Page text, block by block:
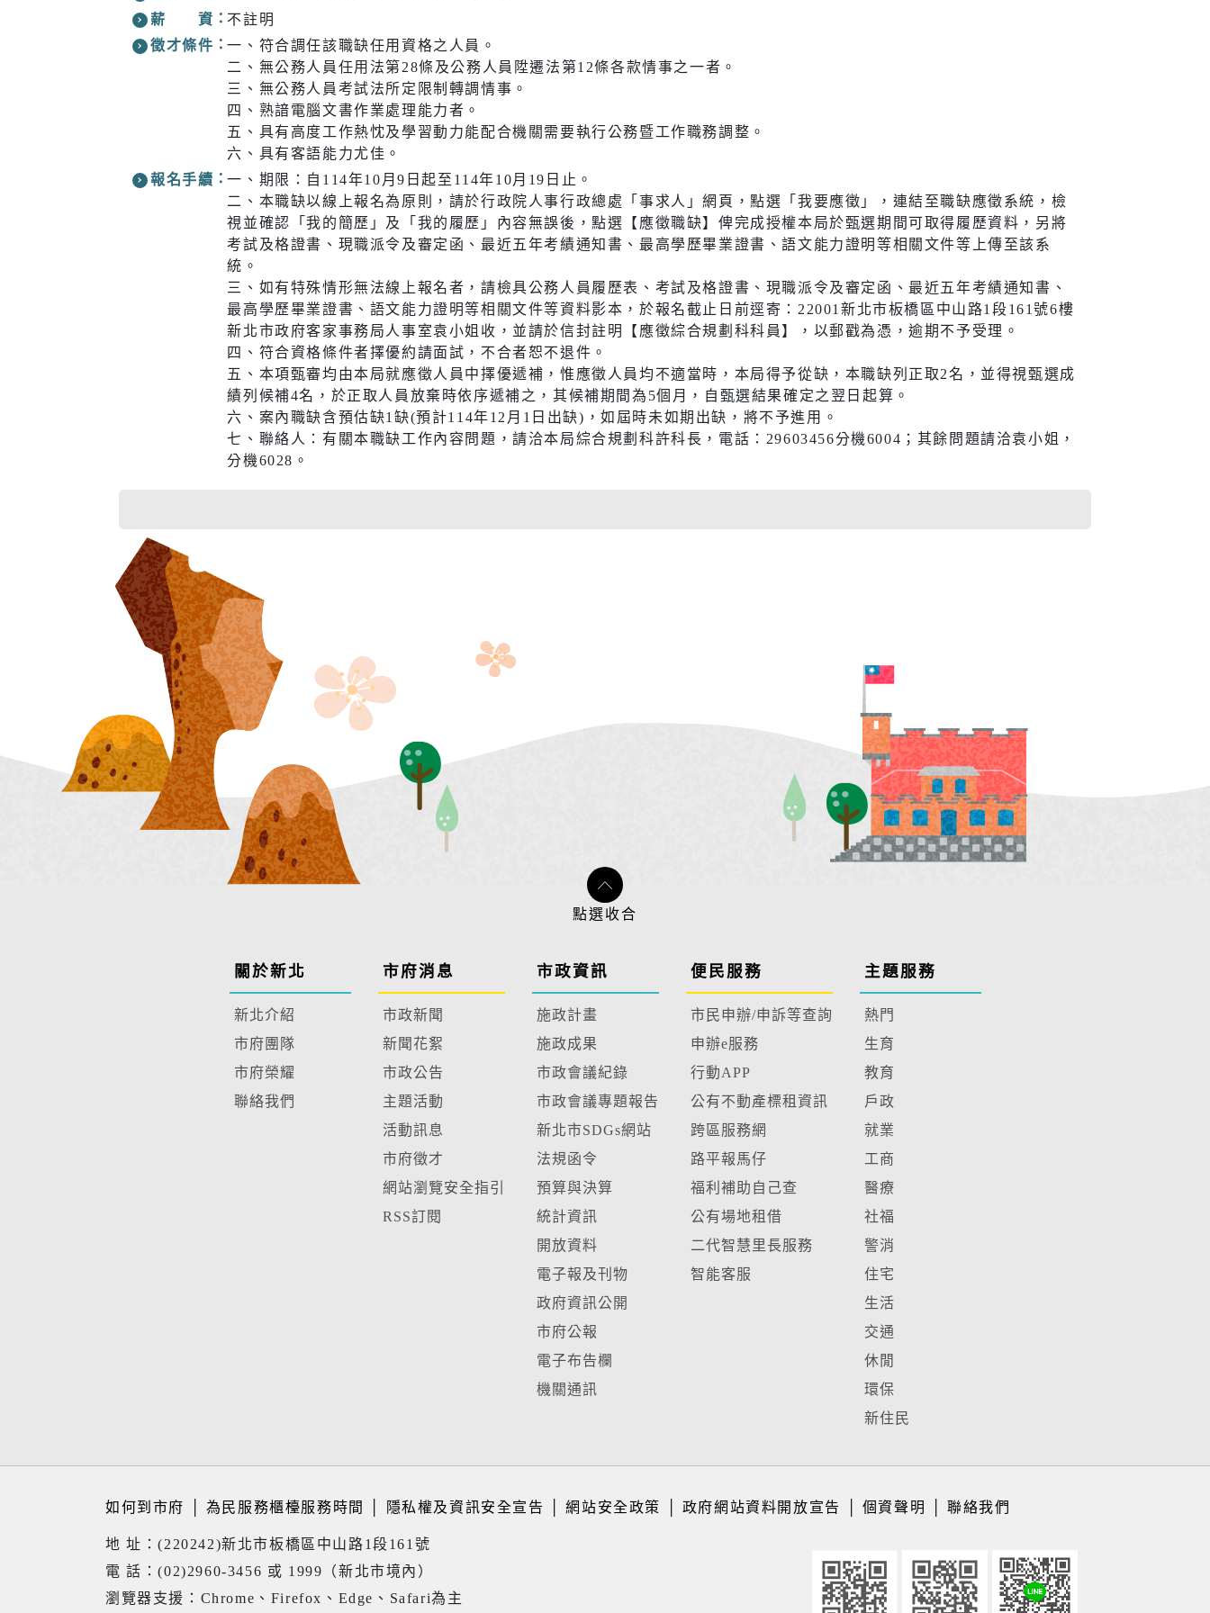
醫療篩檢
交通
即時路況
公車資訊
免費新北市新巴士
新北市公共自行車
(YouBike)
新北市酒後代駕業者資
訊
運動地圖
河濱公園綠地
觀光旅遊
藝文活動
各區清潔隊專線
資源回收資訊網
移民服務
新住民72小時華語成教
班
新北市新住民子女獎助
學金
愛心大平台新住民關懷
薪 資
不註明
徵才條件
一、符合調任該職缺任用資格之人員。
二、無公務人員任用法第28條及公務人員陞遷法第12條各款情事之一者。
三、無公務人員考試法所定限制轉調情事。
四、熟諳電腦文書作業處理能力者。
五、具有高度工作熱忱及學習動力能配合機關需要執行公務暨工作職務調整。
六、具有客語能力尤佳。
報名手續
一、期限：自114年10月9日起至114年10月19日止。
二、本職缺以線上報名為原則，請於行政院人事行政總處「事求人」網頁，點選「我要應徵」，連結至職缺應徵系統，檢
視並確認「我的簡歷」及「我的履歷」內容無誤後，點選【應徵職缺】俾完成授權本局於甄選期間可取得履歷資料，另將
考試及格證書、現職派令及審定函、最近五年考績通知書、最高學歷畢業證書、語文能力證明等相關文件等上傳至該系
統。
三、如有特殊情形無法線上報名者，請檢具公務人員履歷表、考試及格證書、現職派令及審定函、最近五年考績通知書、
最高學歷畢業證書、語文能力證明等相關文件等資料影本，於報名截止日前逕寄：22001新北市板橋區中山路1段161號6樓
新北市政府客家事務局人事室袁小姐收，並請於信封註明【應徵綜合規劃科科員】，以郵戳為憑，逾期不予受理。
四、符合資格條件者擇優約請面試，不合者恕不退件。
五、本項甄審均由本局就應徵人員中擇優遞補，惟應徵人員均不適當時，本局得予從缺，本職缺列正取2名，並得視甄選成
績列候補4名，於正取人員放棄時依序遞補之，其候補期間為5個月，自甄選結果確定之翌日起算。
六、案內職缺含預估缺1缺(預計114年12月1日出缺)，如屆時未如期出缺，將不予進用。
七、聯絡人：有關本職缺工作內容問題，請洽本局綜合規劃科許科長，電話：29603456分機6004；其餘問題請洽袁小姐，
分機6028。
關於新北
新北介紹
市府團隊
市府榮耀
聯絡我們
市府消息
市政新聞
新聞花絮
市政公告
主題活動
活動訊息
市府徵才
網站瀏覽安全指引
RSS訂閱
市政資訊
施政計畫
施政成果
市政會議紀錄
市政會議專題報告
新北市SDGs網站
法規函令
預算與決算
統計資訊
開放資料
電子報及刊物
政府資訊公開
市府公報
電子布告欄
機關通訊
便民服務
市民申辦/申訴等查詢
申辦e服務
行動APP
公有不動產標租資訊
跨區服務網
路平報馬仔
福利補助自己查
公有場地租借
二代智慧里長服務
智能客服
主題服務
熱門
生育
教育
戶政
就業
工商
醫療
社福
警消
住宅
生活
交通
休閒
環保
新住民
如何到市府 為民服務櫃檯服務時間 隱私權及資訊安全宣告 │網站安全政策 政府網站資料開放宣告 個資聲明 聯絡我們
地 址：(220242)新北市板橋區中山路1段161號
電 話：(02)2960-3456 或 1999（新北市境內）
瀏覽器支援：Chrome、Firefox、Edge、Safari為主